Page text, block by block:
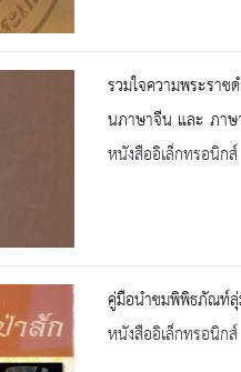
รวมใจความพระราช
นภาษาจีน และ ภาษ
หนังสืออิเล็กทรอนิกส์
คู่มือนำชมพิพิธภัณท์
หนังสืออิเล็กทรอนิกส์